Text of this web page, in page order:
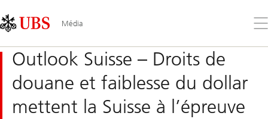
Links
Area
Média
le
Outlook Suisse – Droits de
douane et faiblesse du dollar
mettent la Suisse à l’épreuve